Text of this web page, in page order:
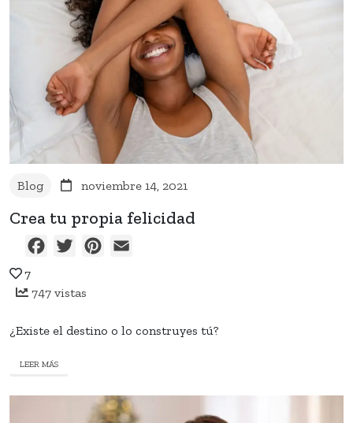
Blog noviembre 14, 2021
Crea tu propia felicidad
FacebookTwitterPinterest
7
747 vistas
¿Existe el destino o lo construyes tú?
LEER MÁS